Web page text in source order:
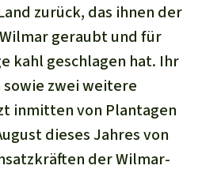
Zement und Beton
zurück, das ihnen der
geraubt und für
kahl geschlagen hat. Ihr
sowie zwei weitere
inmitten von Plantagen
dieses Jahres von
der Wilmar-